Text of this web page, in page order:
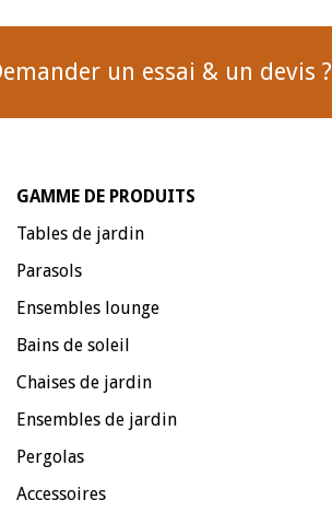
un essai & un devis ?
GAMME DE PRODUITS
Tables de jardin
Parasols
Ensembles lounge
Bains de soleil
Chaises de jardin
Ensembles de jardin
Pergolas
Accessoires